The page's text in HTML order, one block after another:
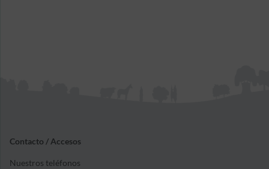
Contacto / Accesos
Nuestros teléfonos